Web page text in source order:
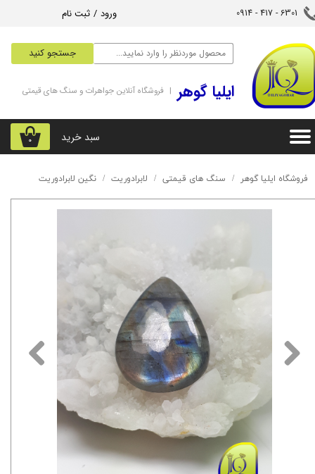
جستجو کنید
ورود / ثبت نام
تغییر گذر واژه
سفارشات
خروج از حساب کاربری
6301 - 417 - 0914​​​​​​​
۰ سبد خرید
‌ایلیا گوهر | فروشگاه آنلاین جواهرات و سنگ های قیمتی
فروشگاه ایلیا گوهر سنگ های قیمتی لابرادوریت نگین لابرادوریت